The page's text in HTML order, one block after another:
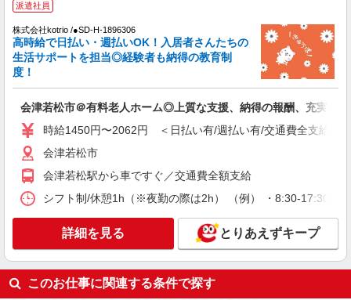
キープ 詳細を見る
派遣社員
株式会社ブレイブ（マイナビグループ）/MD15
高齢者向け住宅、グループホームなど様々な勤
る） 経験者：時給1600〜1800円（資格・経験によ
る） ◎月収例 時給1800円×1日8時間×22日（週5
日）＝31万6800円 ◆昇給あり ◆支払い方法 ※日
時にご相談ください。 ◆交通費：別途全額支給 ※
当社規定あり
松駅」 ◆各線「西若松駅」 ◆JR只見線「会津本
郷駅」 ★その他、近隣に多数勤務地あります！
キープ 詳細を見る
派遣社員
株式会社kotrio /●SD-H-2066493
派遣社員
株式会社kotrio /●SD-H-1896306
高時給で日払い・週払いOK！入居者さんたちの
生活サポートを担当◎経験者も納得の教育制
度！
会津若松市＠有料老人ホーム◎上質な支援、納得の報酬、充実研修
時給1450円〜2062円 ＜日払い有/週払い有/交通費全支給(ガ
会津若松市
会津若松駅から車ですぐ／交通費全額支給
シフト制/休憩1h（※夜勤の際は2h） （例） ・8:30-17:30
詳細を見る とりあえずキープ
このお仕事に関連する条件で探す